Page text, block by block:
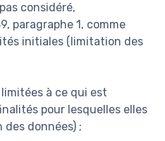
considéré,
paragraphe 1, comme
initiales (limitation des
à ce qui est
pour lesquelles elles
données) ;